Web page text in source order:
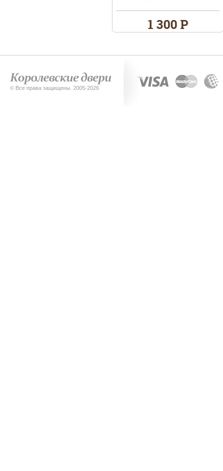
1 300 Р
© Все права защищены. 2005-2026